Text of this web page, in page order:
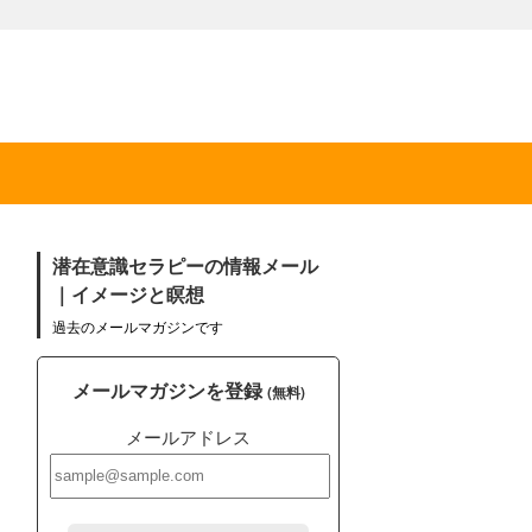
潜在意識セラピーの情報メール
｜イメージと瞑想
過去のメールマガジンです
メールマガジンを登録(無料)
メールアドレス